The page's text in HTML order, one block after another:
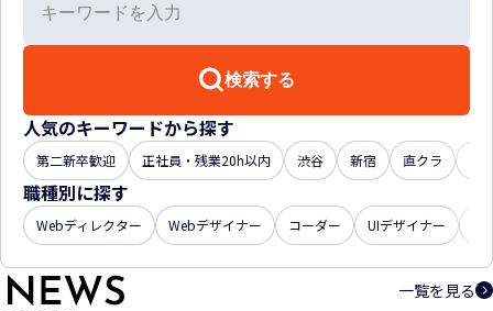
検索する
人気のキーワードから探す
第二新卒歓迎 正社員・残業20h以内 渋谷 新宿 直クラ
職種別に探す
Webディレクター Webデザイナー コーダー UIデザイナー
一覧を見る